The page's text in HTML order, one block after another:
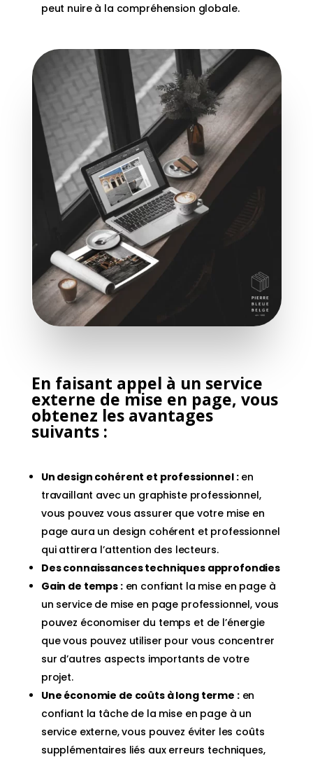
peut nuire à la compréhension globale.
En faisant appel à un service
externe de mise en page, vous
obtenez les avantages
suivants :
Un design cohérent et professionnel :en
travaillant avec un graphiste professionnel,
vous pouvez vous assurer que votre mise en
page aura un design cohérent et professionnel
qui attirera l’attention des lecteurs.
Des connaissances techniques approfondies
Gain de temps :en confiant la mise en page à
un service de mise en page professionnel, vous
pouvez économiser du temps et de l’énergie
que vous pouvez utiliser pour vous concentrer
sur d’autres aspects importants de votre
projet.
Une économie de coûts à long terme :en
confiant la tâche de la mise en page à un
service externe, vous pouvez éviter les coûts
supplémentaires liés aux erreurs techniques,